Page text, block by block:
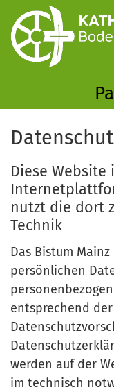
Zum Inhalt springen
Diese Website
nutzt die dort
Technik
Das Bistum
persönlichen
entsprechend
werden auf der
im technisch